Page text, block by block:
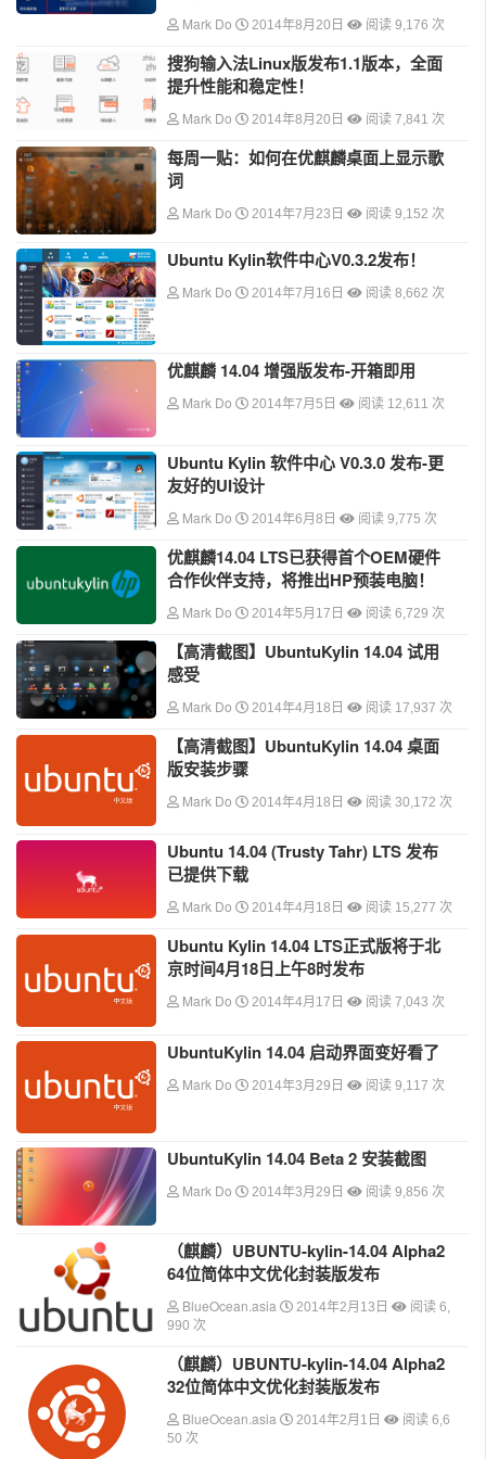
Mark Do 2014年8月20日 阅读 9,176 次
搜狗输入法Linux版发布1.1版本，全面
提升性能和稳定性！
Mark Do 2014年8月20日 阅读 7,841 次
每周一贴：如何在优麒麟桌面上显示歌
词
Mark Do 2014年7月23日 阅读 9,152 次
Ubuntu Kylin软件中心V0.3.2发布！
Mark Do 2014年7月16日 阅读 8,662 次
优麒麟 14.04 增强版发布-开箱即用
Mark Do 2014年7月5日 阅读 12,611 次
Ubuntu Kylin 软件中心 V0.3.0 发布-更
友好的UI设计
Mark Do 2014年6月8日 阅读 9,775 次
优麒麟14.04 LTS已获得首个OEM硬件
合作伙伴支持，将推出HP预装电脑！
Mark Do 2014年5月17日 阅读 6,729 次
【高清截图】UbuntuKylin 14.04 试用
感受
Mark Do 2014年4月18日 阅读 17,937 次
【高清截图】UbuntuKylin 14.04 桌面
版安装步骤
Mark Do 2014年4月18日 阅读 30,172 次
Ubuntu 14.04 (Trusty Tahr) LTS 发布
已提供下载
Mark Do 2014年4月18日 阅读 15,277 次
Ubuntu Kylin 14.04 LTS正式版将于北
京时间4月18日上午8时发布
Mark Do 2014年4月17日 阅读 7,043 次
UbuntuKylin 14.04 启动界面变好看了
Mark Do 2014年3月29日 阅读 9,117 次
UbuntuKylin 14.04 Beta 2 安装截图
Mark Do 2014年3月29日 阅读 9,856 次
（麒麟）UBUNTU-kylin-14.04 Alpha2
64位简体中文优化封装版发布
BlueOcean.asia 2014年2月13日
阅读 6,
990 次
（麒麟）UBUNTU-kylin-14.04 Alpha2
32位简体中文优化封装版发布
BlueOcean.asia 2014年2月1日
阅读 6,6
50 次